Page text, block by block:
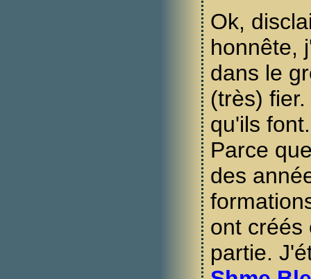
Ok,
honnête,
dans le
(très)
qu'ils
Parce
des
ont créés
partie.